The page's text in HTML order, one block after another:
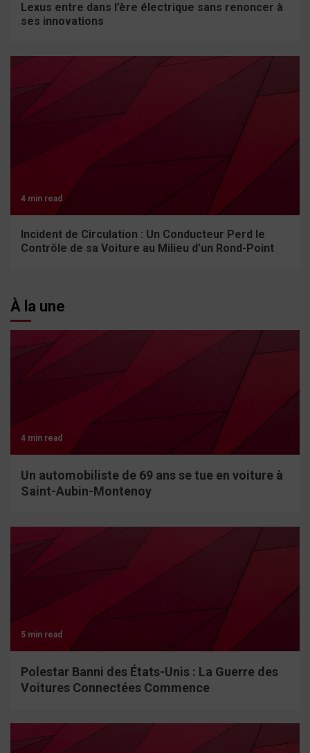
Lexus entre dans l’ère électrique sans renoncer à
ses innovations
4 min read
Incident de Circulation : Un Conducteur Perd le
Contrôle de sa Voiture au Milieu d’un Rond-Point
À la une
4 min read
Un automobiliste de 69 ans se tue en voiture à
Saint-Aubin-Montenoy
5 min read
Polestar Banni des États-Unis : La Guerre des
Voitures Connectées Commence